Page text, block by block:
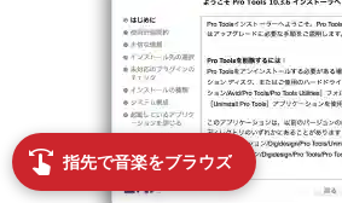
swipe 指先で音楽をブラウズ